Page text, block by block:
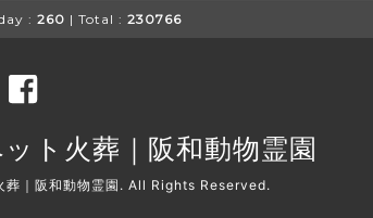
: 260 | Total : 230766
ト火葬｜阪和動物霊園
｜阪和動物霊園 . All Rights Reserved.